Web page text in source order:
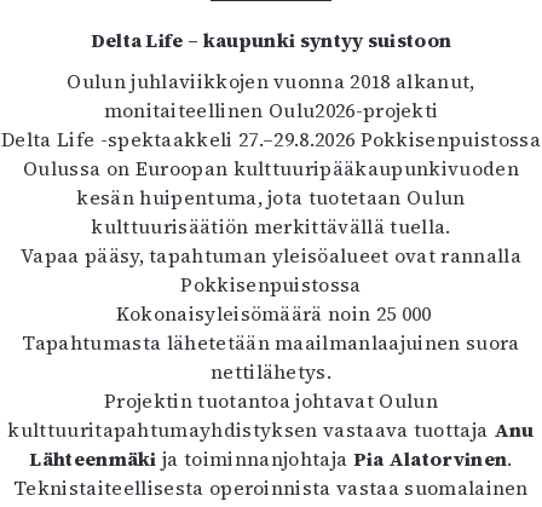
Delta Life – kaupunki syntyy suistoon
Oulun juhlaviikkojen vuonna 2018 alkanut,
monitaiteellinen Oulu2026-projekti
Delta Life -spektaakkeli 27.–29.8.2026 Pokkisenpuistossa
Oulussa on Euroopan kulttuuripääkaupunkivuoden
kesän huipentuma, jota tuotetaan Oulun
kulttuurisäätiön merkittävällä tuella.
Vapaa pääsy, tapahtuman yleisöalueet ovat rannalla
Pokkisenpuistossa
Kokonaisyleisömäärä noin 25 000
Tapahtumasta lähetetään maailmanlaajuinen suora
nettilähetys.
Projektin tuotantoa johtavat Oulun
kulttuuritapahtumayhdistyksen vastaava tuottaja Anu
Lähteenmäki ja toiminnanjohtaja Pia Alatorvinen.
Teknistaiteellisesta operoinnista vastaa suomalainen